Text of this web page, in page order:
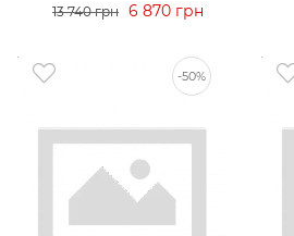
13 740 грн 6 870 грн
-50%